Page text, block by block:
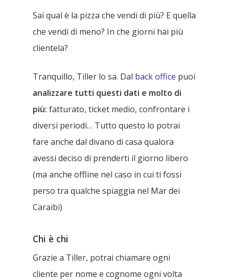
Sai qual è la pizza che vendi di più? E quella
che vendi di meno? In che giorni hai più
clientela?
Tranquillo, Tiller lo sa. Dal back office puoi
analizzare tutti questi dati e molto di
più: fatturato, ticket medio, confrontare i
diversi periodi… Tutto questo lo potrai
fare anche dal divano di casa qualora
avessi deciso di prenderti il giorno libero
(ma anche offline nel caso in cui ti fossi
perso tra qualche spiaggia nel Mar dei
Caraibi)
Chi è chi
Grazie a Tiller, potrai chiamare ogni
cliente per nome e cognome ogni volta